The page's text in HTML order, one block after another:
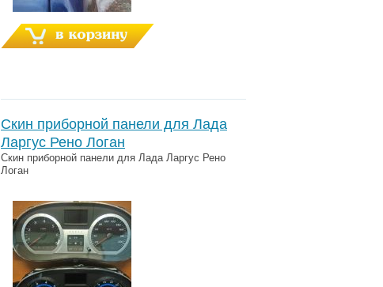
Скин приборной панели для Лада
Ларгус Рено Логан
Скин приборной панели для Лада Ларгус Рено
Логан